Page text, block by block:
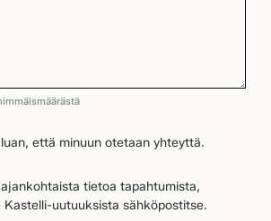
että minuun otetaan yhteyttä.
tietoa tapahtumista,
uutuuksista sähköpostitse.